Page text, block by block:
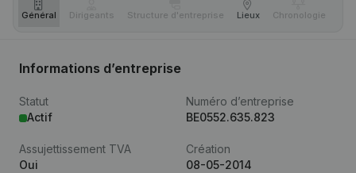
Général Dirigeants Structure d'entreprise Lieux Chronologie
Informations d’entreprise
Statut
Actif
Numéro d’entreprise
BE0552.635.823
Assujettissement TVA
Oui
Création
08-05-2014